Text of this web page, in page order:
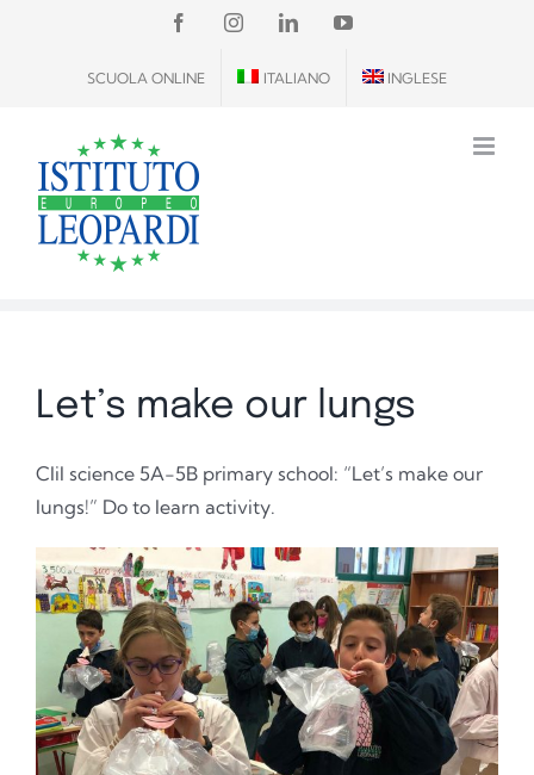
contenuto
FACEBOOKINSTAGRAM
LINKEDINYOUTUBE
SCUOLA ONLINE ITALIANO INGLESE
Let’s make our lungs
Clil science 5A-5B primary school: “Let’s make our
lungs!” Do to learn activity.